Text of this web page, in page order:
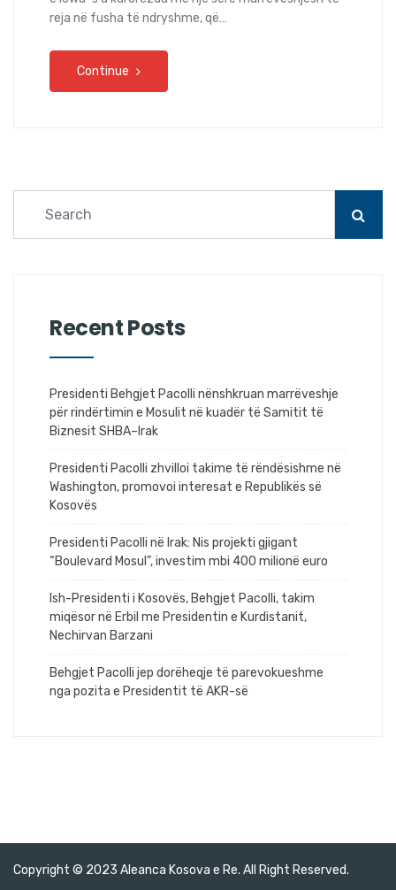
reja në fusha të ndryshme, që…
Continue
Recent Posts
Presidenti Behgjet Pacolli nënshkruan marrëveshje
për rindërtimin e Mosulit në kuadër të Samitit të
Biznesit SHBA–Irak
Presidenti Pacolli zhvilloi takime të rëndësishme në
Washington, promovoi interesat e Republikës së
Kosovës
Presidenti Pacolli në Irak: Nis projekti gjigant
“Boulevard Mosul”, investim mbi 400 milionë euro
Ish-Presidenti i Kosovës, Behgjet Pacolli, takim
miqësor në Erbil me Presidentin e Kurdistanit,
Nechirvan Barzani
Behgjet Pacolli jep dorëheqje të parevokueshme
nga pozita e Presidentit të AKR-së
Copyright © 2023 Aleanca Kosova e Re. All Right Reserved.